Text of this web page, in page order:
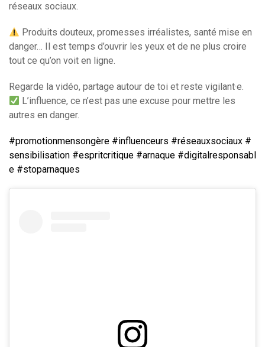
réseaux sociaux.
Produits douteux, promesses irréalistes, santé mise en
danger… Il est temps d’ouvrir les yeux et de ne plus croire
tout ce qu’on voit en ligne.
Regarde la vidéo, partage autour de toi et reste vigilant·e.
L’influence, ce n’est pas une excuse pour mettre les
autres en danger.
#promotionmensongère #influenceurs #réseauxsociaux #
sensibilisation #espritcritique #arnaque #digitalresponsabl
e #stoparnaques